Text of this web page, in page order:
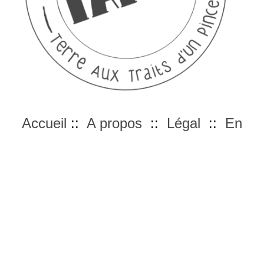
Accueil :: A propos :: Légal :: En